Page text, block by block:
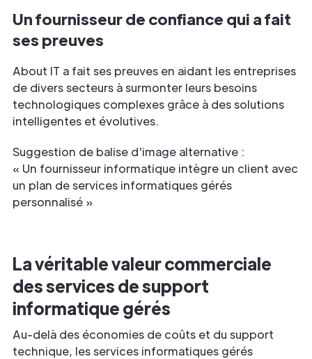
Un fournisseur de confiance qui a fait
ses preuves
About IT a fait ses preuves en aidant les entreprises
de divers secteurs à surmonter leurs besoins
technologiques complexes grâce à des solutions
intelligentes et évolutives.
Suggestion de balise d'image alternative :
« Un fournisseur informatique intègre un client avec
un plan de services informatiques gérés
personnalisé »
La véritable valeur commerciale
des services de support
informatique gérés
Au-delà des économies de coûts et du support
technique, les services informatiques gérés